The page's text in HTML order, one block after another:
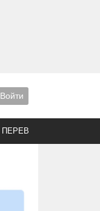
Войти
ПЕРЕВОДЫ